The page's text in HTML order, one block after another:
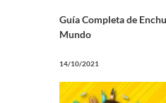
Guía Completa de
Mundo
14/10/2021